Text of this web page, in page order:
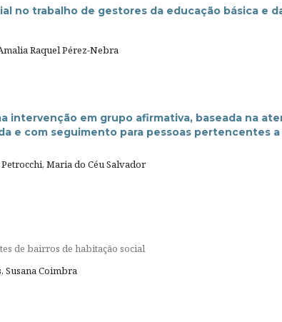
no trabalho de gestores da educação básica e
Raquel Pérez-Nebra
intervenção em grupo afirmativa, baseada na
e com seguimento para pessoas pertencentes
Maria do Céu Salvador
de bairros de habitação social
Susana Coimbra